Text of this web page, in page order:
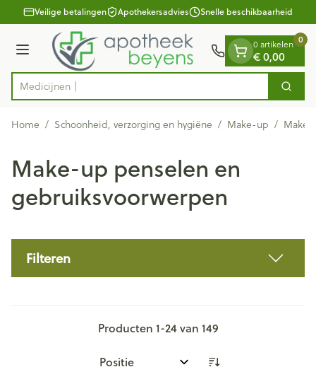
Ga naar de inhoud
1 van 1Veilige betalingen Apothekersadvies Snelle beschikbaarheid
Menu
Product, merk, categorie... Zoek
0 artikelen
€ 0,00
0
Home / Schoonheid, verzorging en hygiëne / Make-up / Make-
Make-up penselen en
gebruiksvoorwerpen
Filteren
Producten 1-24van 149